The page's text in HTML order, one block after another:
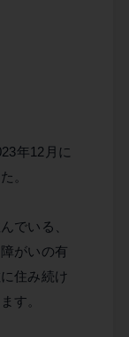
年12月に
。
でいる、
がいの有
住み続け
す。